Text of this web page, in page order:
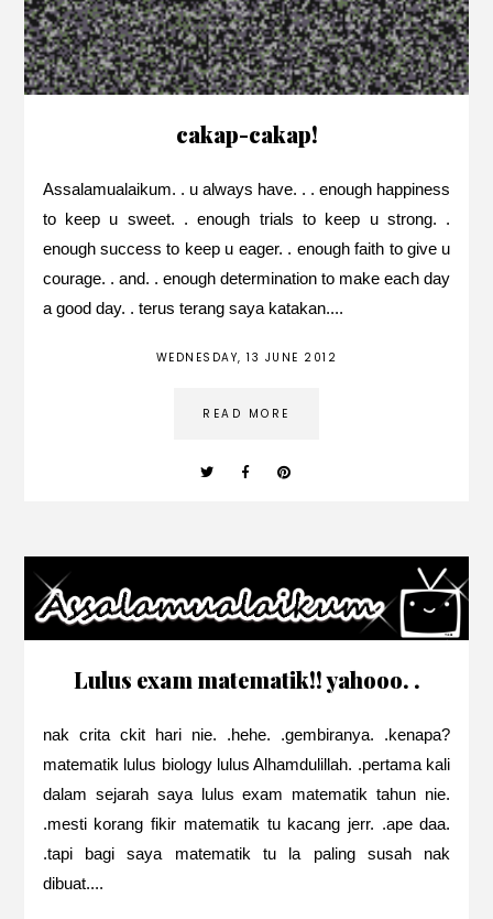
cakap-cakap!
Assalamualaikum. . u always have. . . enough happiness
to keep u sweet. . enough trials to keep u strong. .
enough success to keep u eager. . enough faith to give u
courage. . and. . enough determination to make each day
a good day. . terus terang saya katakan....
WEDNESDAY, 13 JUNE 2012
READ MORE
Lulus exam matematik!! yahooo. .
nak crita ckit hari nie. .hehe. .gembiranya. .kenapa?
matematik lulus biology lulus Alhamdulillah. .pertama kali
dalam sejarah saya lulus exam matematik tahun nie.
.mesti korang fikir matematik tu kacang jerr. .ape daa.
.tapi bagi saya matematik tu la paling susah nak
dibuat....